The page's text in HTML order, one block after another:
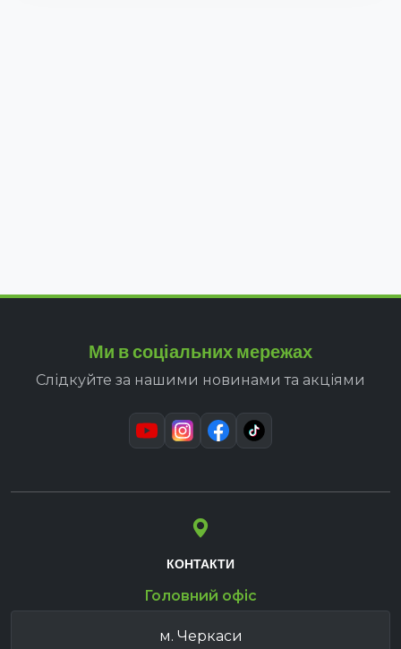
Ми в соціальних мережах
Слідкуйте за нашими новинами та акціями
КОНТАКТИ
Головний офіс
м. Черкаси